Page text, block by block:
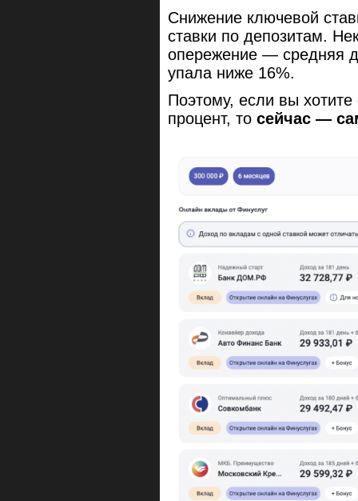
Снижение ключевой
ставки по депозитам.
опережение — средняя
упала ниже 16%.
Поэтому, если вы
процент, то сейчас —